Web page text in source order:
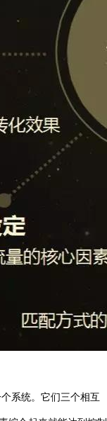
系统。它们三个相互